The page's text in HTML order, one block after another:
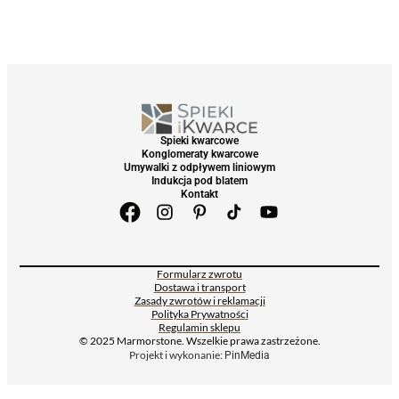
Spieki kwarcowe
Konglomeraty kwarcowe
Umywalki z odpływem liniowym
Indukcja pod blatem
Kontakt
© 2025 Marmorstone. Wszelkie prawa zastrzeżone.
Regulamin sklepu
Polityka Prywatności
Zasady zwrotów i reklamacji
Dostawa i transport
Formularz zwrotu
Projekt i wykonanie: PinMedia